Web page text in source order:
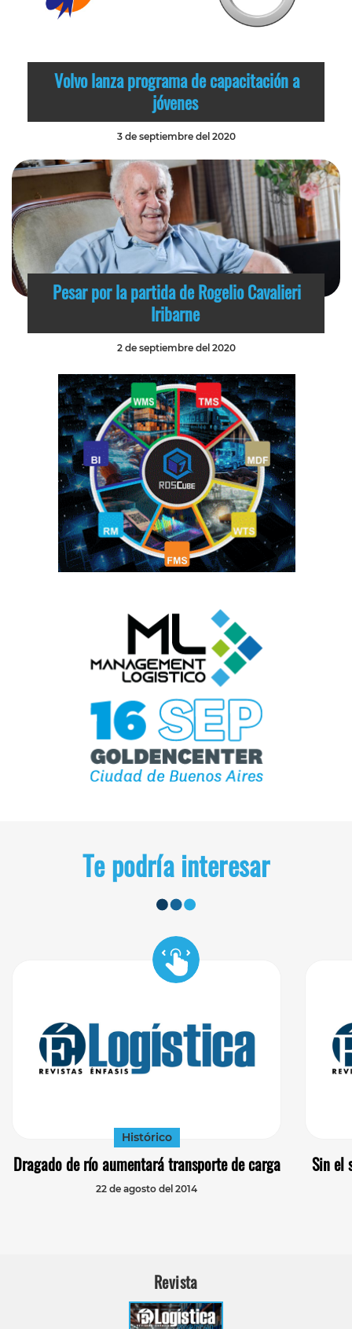
Volvo lanza programa de capacitación a
jóvenes
3 de septiembre del 2020
Pesar por la partida de Rogelio Cavalieri
Iribarne
2 de septiembre del 2020
Te podría interesar
Histórico
Dragado de río aumentará transporte de carga
22 de agosto del 2014
Sin el
Revista